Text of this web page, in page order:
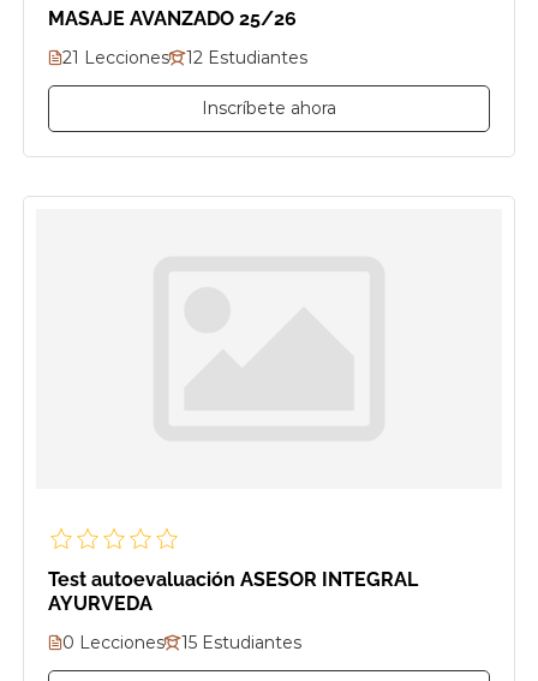
MASAJE AVANZADO 25/26
21 Lecciones 12 Estudiantes
Inscríbete ahora
Test autoevaluación ASESOR INTEGRAL
AYURVEDA
0 Lecciones 15 Estudiantes